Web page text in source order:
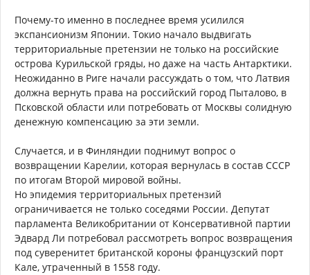
Почему-то именно в последнее время усилился
экспансионизм Японии. Токио начало выдвигать
территориальные претензии не только на российские
острова Курильской гряды, но даже на часть Антарктики.
Неожиданно в Риге начали рассуждать о том, что Латвия
должна вернуть права на российский город Пыталово, в
Псковской области или потребовать от Москвы солидную
денежную компенсацию за эти земли.
Случается, и в Финляндии поднимут вопрос о
возвращении Карелии, которая вернулась в состав СССР
по итогам Второй мировой войны.
Но эпидемия территориальных претензий
ограничивается не только соседями России. Депутат
парламента Великобритании от Консервативной партии
Эдвард Ли потребовал рассмотреть вопрос возвращения
под суверенитет британской короны французский порт
Кале, утраченный в 1558 году.